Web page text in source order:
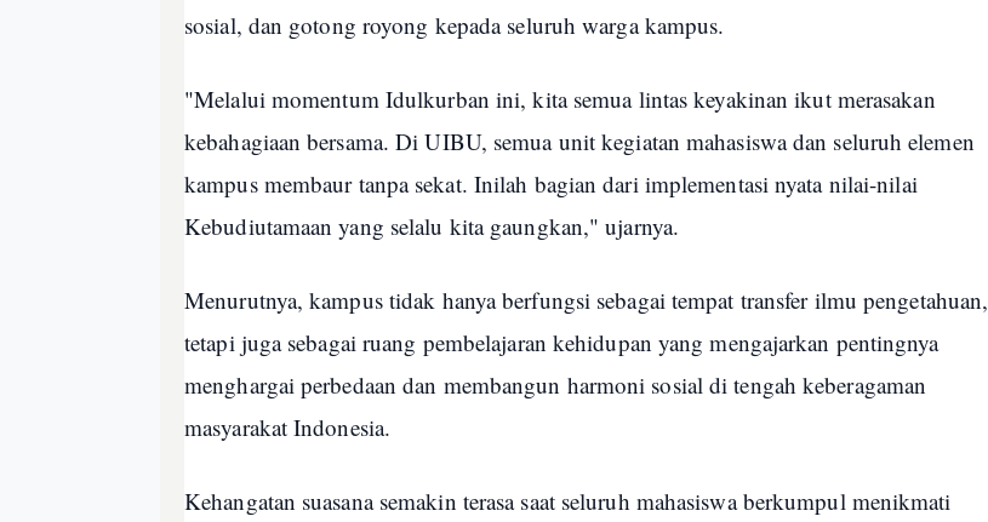
sosial, dan gotong royong kepada seluruh warga kampus.
"Melalui momentum Idulkurban ini, kita semua lintas keyakinan ikut merasakan
kebahagiaan bersama. Di UIBU, semua unit kegiatan mahasiswa dan seluruh elemen
kampus membaur tanpa sekat. Inilah bagian dari implementasi nyata nilai-nilai
Kebudiutamaan yang selalu kita gaungkan," ujarnya.
Menurutnya, kampus tidak hanya berfungsi sebagai tempat transfer ilmu pengetahuan,
tetapi juga sebagai ruang pembelajaran kehidupan yang mengajarkan pentingnya
menghargai perbedaan dan membangun harmoni sosial di tengah keberagaman
masyarakat Indonesia.
Kehangatan suasana semakin terasa saat seluruh mahasiswa berkumpul menikmati